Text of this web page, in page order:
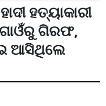
ହତ୍ୟାକାରୀ
ଗିରଫ,
ଆସିଥିଲେ